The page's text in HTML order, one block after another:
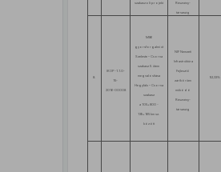
szakaszolt projekt Részvény-
társaság
8.
IKOP-1.1.0-
15-
2016-00008
M86
gyorsforgalmi út
Szeleste – Csorna
szakasz II. ütem
megvalósítása
Hegyfalu – Csorna
szakasz
a 105+800 -
139+165 km sz.
között
NIF Nemzeti
Infrastruktúra
Fejlesztő
zártkörűen
működő
Részvény-
társaság
92,33%